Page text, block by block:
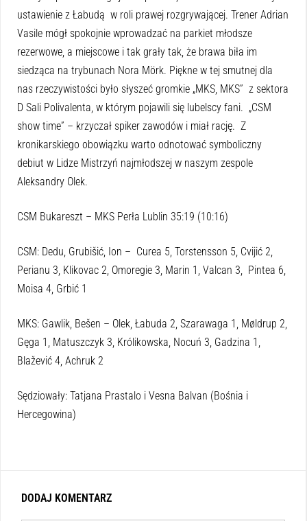
ustawienie z Łabudą w roli prawej rozgrywającej. Trener Adrian
Vasile mógł spokojnie wprowadzać na parkiet młodsze
rezerwowe, a miejscowe i tak grały tak, że brawa biła im
siedząca na trybunach Nora Mörk. Piękne w tej smutnej dla
nas rzeczywistości było słyszeć gromkie „MKS, MKS” z sektora
D Sali Polivalenta, w którym pojawili się lubelscy fani. „CSM
show time” – krzyczał spiker zawodów i miał rację. Z
kronikarskiego obowiązku warto odnotować symboliczny
debiut w Lidze Mistrzyń najmłodszej w naszym zespole
Aleksandry Olek.
CSM Bukareszt – MKS Perła Lublin 35:19 (10:16)
CSM: Dedu, Grubišić, Ion – Curea 5, Torstensson 5, Cvijić 2,
Perianu 3, Klikovac 2, Omoregie 3, Marin 1, Valcan 3, Pintea 6,
Moisa 4, Grbić 1
MKS: Gawlik, Bešen – Olek, Łabuda 2, Szarawaga 1, Møldrup 2,
Gęga 1, Matuszczyk 3, Królikowska, Nocuń 3, Gadzina 1,
Blažević 4, Achruk 2
Sędziowały: Tatjana Prastalo i Vesna Balvan (Bośnia i
Hercegowina)
DODAJ KOMENTARZ